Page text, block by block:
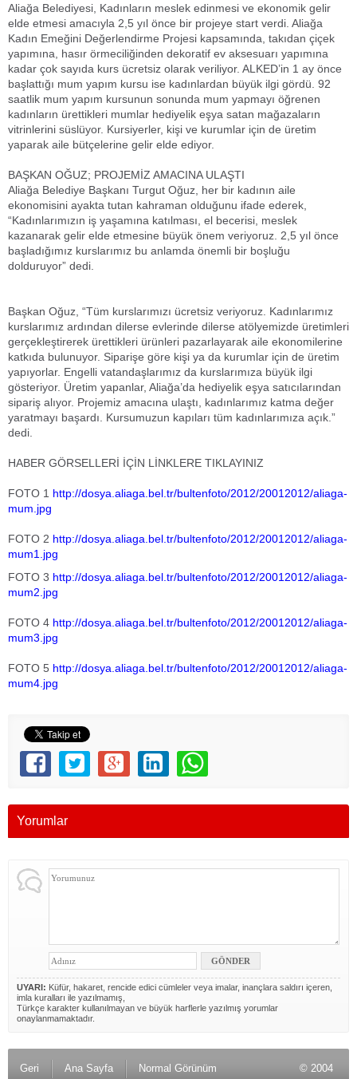
Aliağa Belediyesi, Kadınların meslek edinmesi ve ekonomik gelir
elde etmesi amacıyla 2,5 yıl önce bir projeye start verdi. Aliağa
Kadın Emeğini Değerlendirme Projesi kapsamında, takıdan çiçek
yapımına, hasır örmeciliğinden dekoratif ev aksesuarı yapımına
kadar çok sayıda kurs ücretsiz olarak veriliyor. ALKED’in 1 ay önce
başlattığı mum yapım kursu ise kadınlardan büyük ilgi gördü. 92
saatlik mum yapım kursunun sonunda mum yapmayı öğrenen
kadınların ürettikleri mumlar hediyelik eşya satan mağazaların
vitrinlerini süslüyor. Kursiyerler, kişi ve kurumlar için de üretim
yaparak aile bütçelerine gelir elde ediyor.
BAŞKAN OĞUZ; PROJEMİZ AMACINA ULAŞTI
Aliağa Belediye Başkanı Turgut Oğuz, her bir kadının aile
ekonomisini ayakta tutan kahraman olduğunu ifade ederek,
“Kadınlarımızın iş yaşamına katılması, el becerisi, meslek
kazanarak gelir elde etmesine büyük önem veriyoruz. 2,5 yıl önce
başladığımız kurslarımız bu anlamda önemli bir boşluğu
dolduruyor” dedi.
Başkan Oğuz, “Tüm kurslarımızı ücretsiz veriyoruz. Kadınlarımız
kurslarımız ardından dilerse evlerinde dilerse atölyemizde üretimleri
gerçekleştirerek ürettikleri ürünleri pazarlayarak aile ekonomilerine
katkıda bulunuyor. Siparişe göre kişi ya da kurumlar için de üretim
yapıyorlar. Engelli vatandaşlarımız da kurslarımıza büyük ilgi
gösteriyor. Üretim yapanlar, Aliağa’da hediyelik eşya satıcılarından
sipariş alıyor. Projemiz amacına ulaştı, kadınlarımız katma değer
yaratmayı başardı. Kursumuzun kapıları tüm kadınlarımıza açık.”
dedi.
HABER GÖRSELLERİ İÇİN LİNKLERE TIKLAYINIZ
FOTO 1 http://dosya.aliaga.bel.tr/bultenfoto/2012/20012012/aliaga-
mum.jpg
FOTO 2 http://dosya.aliaga.bel.tr/bultenfoto/2012/20012012/aliaga-
mum1.jpg
FOTO 3 http://dosya.aliaga.bel.tr/bultenfoto/2012/20012012/aliaga-
mum2.jpg
FOTO 4 http://dosya.aliaga.bel.tr/bultenfoto/2012/20012012/aliaga-
mum3.jpg
FOTO 5 http://dosya.aliaga.bel.tr/bultenfoto/2012/20012012/aliaga-
mum4.jpg
Yorumlar
UYARI: Küfür, hakaret, rencide edici cümleler veya imalar, inançlara saldırı içeren,
imla kuralları ile yazılmamış,
Türkçe karakter kullanılmayan ve büyük harflerle yazılmış yorumlar
onaylanmamaktadır.
Geri Ana Sayfa Normal Görünüm © 2004